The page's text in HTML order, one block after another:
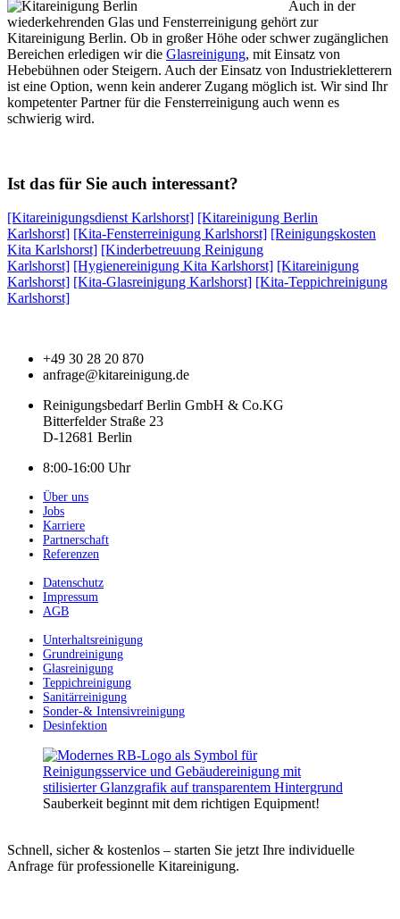
Auch in der
wiederkehrenden Glas und Fensterreinigung gehört zur
Kitareinigung Berlin. Ob in großer Höhe oder schwer zugänglichen
Bereichen erledigen wir die Glasreinigung, mit Einsatz von
Hebebühnen oder Steigern. Auch der Einsatz von Industriekletterern
ist eine Option, wenn kein anderer Zugang möglich ist. Wir sind Ihr
kompetenter Partner für die Fensterreinigung auch wenn es
schwierig wird.
Ist das für Sie auch interessant?
[Kitareinigungsdienst Karlshorst] [Kitareinigung Berlin
Karlshorst] [Kita-Fensterreinigung Karlshorst] [Reinigungskosten
Kita Karlshorst] [Kinderbetreuung Reinigung
Karlshorst] [Hygienereinigung Kita Karlshorst] [Kitareinigung
Karlshorst] [Kita-Glasreinigung Karlshorst] [Kita-Teppichreinigung
Karlshorst]
+49 30 28 20 870
anfrage@kitareinigung.de
Reinigungsbedarf Berlin GmbH & Co.KG
Bitterfelder Straße 23
D-12681 Berlin
8:00-16:00 Uhr
Über uns
Jobs
Karriere
Partnerschaft
Referenzen
Datenschutz
Impressum
AGB
Unterhaltsreinigung
Grundreinigung
Glasreinigung
Teppichreinigung
Sanitärreinigung
Sonder-& Intensivreinigung
Desinfektion
Sauberkeit beginnt mit dem richtigen Equipment!
Schnell, sicher & kostenlos – starten Sie jetzt Ihre individuelle
Anfrage für professionelle Kitareinigung.